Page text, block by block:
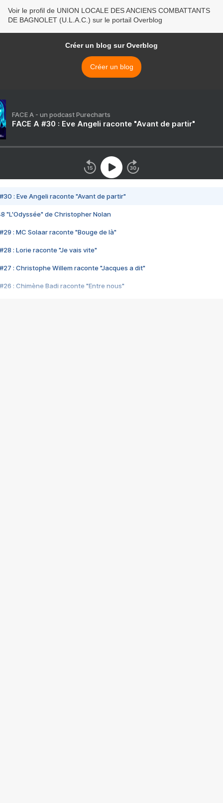
Voir le profil de UNION LOCALE DES ANCIENS COMBATTANTS
DE BAGNOLET (U.L.A.C.) sur le portail Overblog
Créer un blog sur Overblog
Créer un blog
FACE A - un podcast Purecharts
FACE A #30 : Eve Angeli raconte "Avant de partir"
#30 : Eve Angeli raconte "Avant de partir"
"L'Odyssée" de Christopher Nolan
#29 : MC Solaar raconte "Bouge de là"
#28 : Lorie raconte "Je vais vite"
#27 : Christophe Willem raconte "Jacques a dit"
#26 : Chimène Badi raconte "Entre nous"